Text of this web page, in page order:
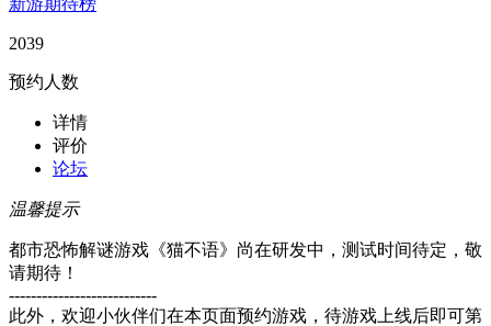
2039
预约人数
详情
评价
论坛
温馨提示
都市恐怖解谜游戏《猫不语》尚在研发中，测试时间待定，敬
请期待！
---------------------------
此外，欢迎小伙伴们在本页面预约游戏，待游戏上线后即可第